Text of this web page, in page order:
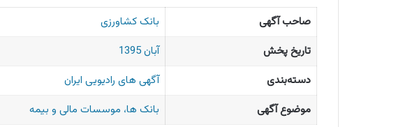
صاحب آگهی
بانک کشاورزی
تاریخ پخش
آبان 1395
دسته‌بندی
آگهی های رادیویی ایران
موضوع آگهی
بانک ها، موسسات مالی و بیمه